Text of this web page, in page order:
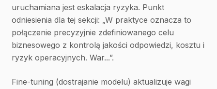
uruchamiana jest eskalacja ryzyka. Punkt
odniesienia dla tej sekcji: „W praktyce oznacza to
połączenie precyzyjnie zdefiniowanego celu
biznesowego z kontrolą jakości odpowiedzi, kosztu i
ryzyk operacyjnych. War...”.
Fine-tuning (dostrajanie modelu) aktualizuje wagi